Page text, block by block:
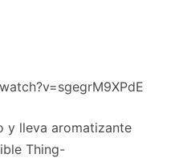
y lleva aromatizante
Thing-